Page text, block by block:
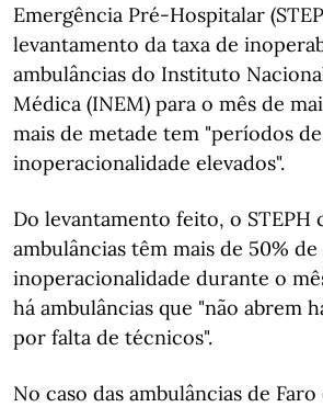
Emergência Pré-Hospitalar
levantamento da taxa de
ambulâncias do Instituto
Médica (INEM) para o mês de
mais de metade tem "períodos de
inoperacionalidade elevados".
Do levantamento feito, o STEPH
ambulâncias têm mais de 50% de
inoperacionalidade durante o
há ambulâncias que "não abrem
por falta de técnicos".
No caso das ambulâncias de